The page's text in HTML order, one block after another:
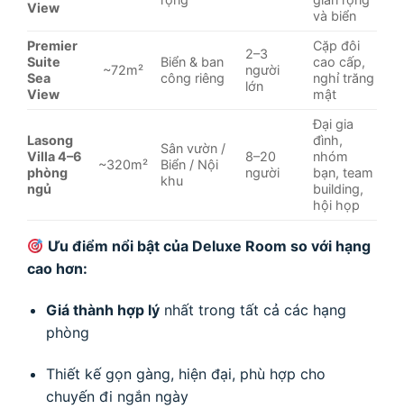
View
và biển
Premier
Suite
Sea
View
~72m²
Biển & ban
công riêng
2–3
người
lớn
Cặp đôi
cao cấp,
nghỉ trăng
mật
Lasong
Villa 4–6
phòng
ngủ
~320m²
Sân vườn /
Biển / Nội
khu
8–20
người
Đại gia
đình,
nhóm
bạn, team
building,
hội họp
Ưu điểm nổi bật của Deluxe Room so với hạng
cao hơn:
Giá thành hợp lýnhất trong tất cả các hạng
phòng
Thiết kế gọn gàng, hiện đại, phù hợp cho
chuyến đi ngắn ngày